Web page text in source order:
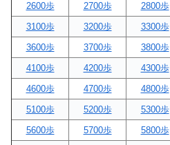
2600歩
2700歩 2800歩
3100歩
3200歩 3300歩
3600歩
3700歩 3800歩
4100歩
4200歩 4300歩
4600歩
4700歩 4800歩
5100歩
5200歩 5300歩
5600歩
5700歩 5800歩